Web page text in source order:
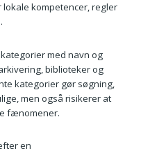
kompetencer, regler
med navn og
biblioteker og
kategorier gør søgning,
men også risikerer at
fænomener.
en